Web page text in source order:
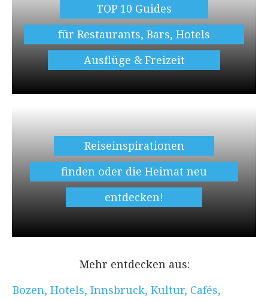
TOP 10 Guides
für Restaurants, Bars, Hotels
Ausflüge & Freizeit
Reiseinspirationen
finden oder die Heimat neu
entdecken!
Mehr entdecken aus:
Bozen, Hotels, Innsbruck, Kultur, Cafés,